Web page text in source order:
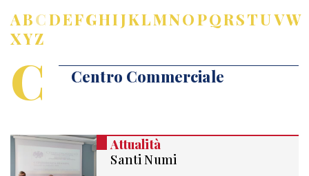
ABCDEFGHIJKLMNOPQRSTUVW
XYZ
C Centro Commerciale
Attualità
Santi Numi